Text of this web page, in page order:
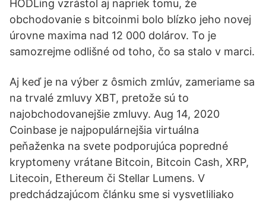
HODLing vzrástol aj napriek tomu, že
obchodovanie s bitcoinmi bolo blízko jeho novej
úrovne maxima nad 12 000 dolárov. To je
samozrejme odlišné od toho, čo sa stalo v marci.
Aj keď je na výber z ôsmich zmlúv, zameriame sa
na trvalé zmluvy XBT, pretože sú to
najobchodovanejšie zmluvy. Aug 14, 2020
Coinbase je najpopulárnejšia virtuálna
peňaženka na svete podporujúca popredné
kryptomeny vrátane Bitcoin, Bitcoin Cash, XRP,
Litecoin, Ethereum či Stellar Lumens. V
predchádzajúcom článku sme si vysvetliliako